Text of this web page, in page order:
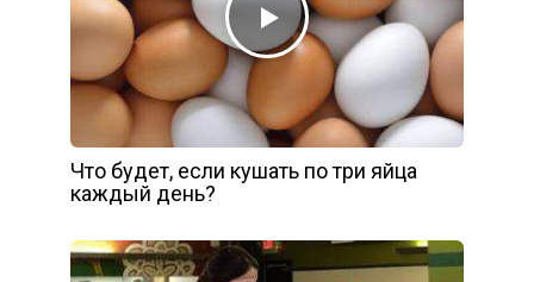
Что будет, если кушать по три яйца
каждый день?